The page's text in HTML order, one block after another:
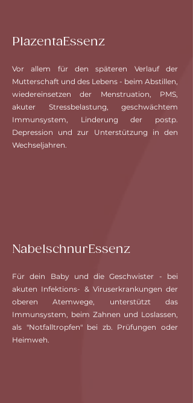
PlazentaEssenz
Vor allem für den späteren Verlauf der
Mutterschaft und des Lebens - beim Abstillen,
wiedereinsetzen der Menstruation, PMS,
akuter Stressbelastung, geschwächtem
Immunsystem, Linderung der postp.
Depression und zur Unterstützung in den
Wechseljahren.
NabelschnurEssenz
Für dein Baby und die Geschwister - bei
akuten Infektions- & Viruserkrankungen der
oberen Atemwege, unterstützt das
Immunsystem, beim Zahnen und Loslassen,
als "Notfalltropfen" bei zb. Prüfungen oder
Heimweh.